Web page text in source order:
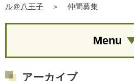
ル＠八王子
＞ 仲間募集
Menu
アーカイブ